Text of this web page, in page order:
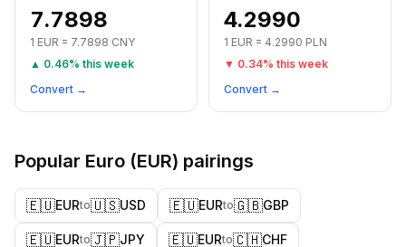
7.7898
1 EUR = 7.7898 CNY
▲ 0.46% this week
Convert →
4.2990
1 EUR = 4.2990 PLN
▼ 0.34% this week
Convert →
Popular Euro (EUR) pairings
🇪🇺EURto🇺🇸USD 🇪🇺EURto🇬🇧GBP
🇪🇺EURto🇯🇵JPY 🇪🇺EURto🇨🇭CHF